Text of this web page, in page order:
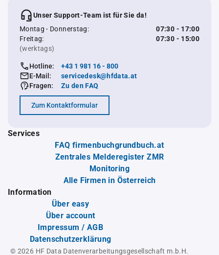
Unser Support-Team ist für Sie da!
Montag - Donnerstag:
07:30 - 17:00
Freitag:
07:30 - 15:00
(werktags)
Hotline:
+43 1 981 16 - 800
E-Mail:
servicedesk@hfdata.at
Fragen:
Zu den FAQ
Zum Kontaktformular
Services
FAQ firmenbuchgrundbuch.at
Zentrales Melderegister ZMR
Monitoring
Alle Firmen in Österreich
Information
Über easy
Über account
Impressum / AGB
Datenschutzerklärung
© 2026 HF Data Datenverarbeitungsgesellschaft m.b.H.